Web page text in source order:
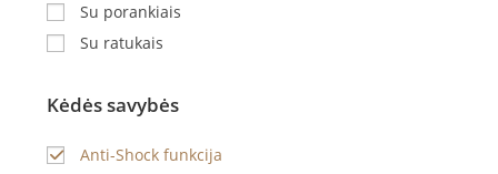
Su porankiais
Su ratukais
Kėdės savybės
Anti-Shock funkcija